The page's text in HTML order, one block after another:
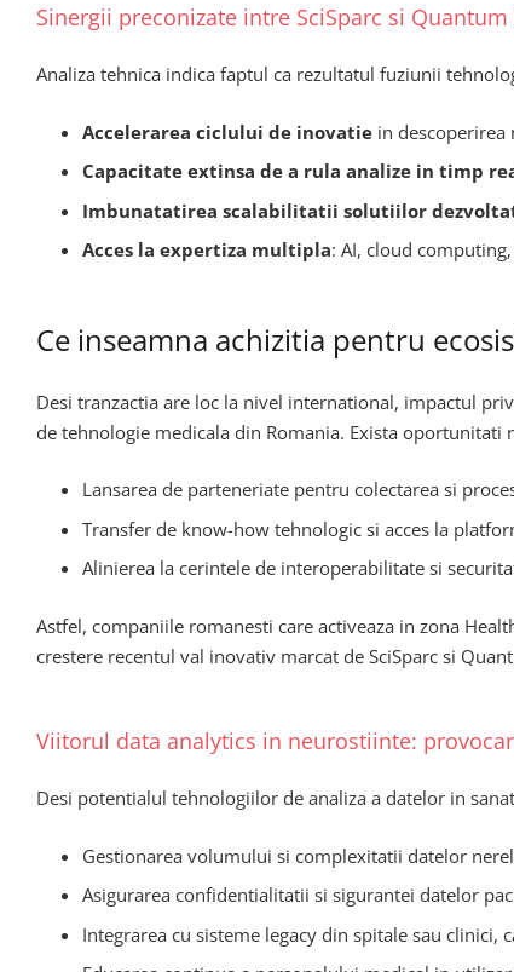
Sinergii preconizate intre SciSparc si Quantum
Analiza tehnica indica faptul ca rezultatul fuziunii
Accelerarea ciclului de inovatiein descoperirea
Capacitate extinsa de a rula analize in timp
Imbunatatirea scalabilitatii solutiilor
Acces la expertiza multipla: AI, cloud
Ce inseamna achizitia pentru
Desi tranzactia are loc la nivel international, impactul
de tehnologie medicala din Romania. Exista oportunitati
Lansarea de parteneriate pentru colectarea si
Transfer de know-how tehnologic si acces la
Alinierea la cerintele de interoperabilitate si
Astfel, companiile romanesti care activeaza in zona
crestere recentul val inovativ marcat de SciSparc si
Viitorul data analytics in neurostiinte:
Desi potentialul tehnologiilor de analiza a datelor in
Gestionarea volumului si complexitatii datelor
Asigurarea confidentialitatii si sigurantei datelor
Integrarea cu sisteme legacy din spitale sau clinici,